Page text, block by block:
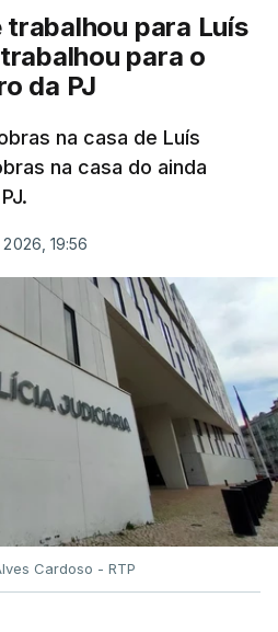
trabalhou para Luís
para o
da PJ
na casa de Luís
na casa do ainda
19:56
Cardoso - RTP